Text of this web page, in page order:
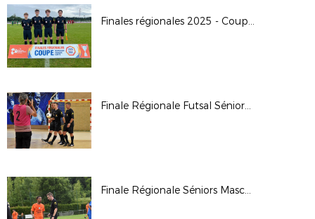
Finales régionales 2025 - Coupe Crédit Agricole U16G
Finale Régionale Futsal Séniors Masculine 2025
Finale Régionale Séniors Masculine 2025